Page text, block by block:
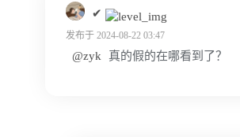
✔
发布于 2024-08-22 03:47
@zyk 真的假的在哪看到了？